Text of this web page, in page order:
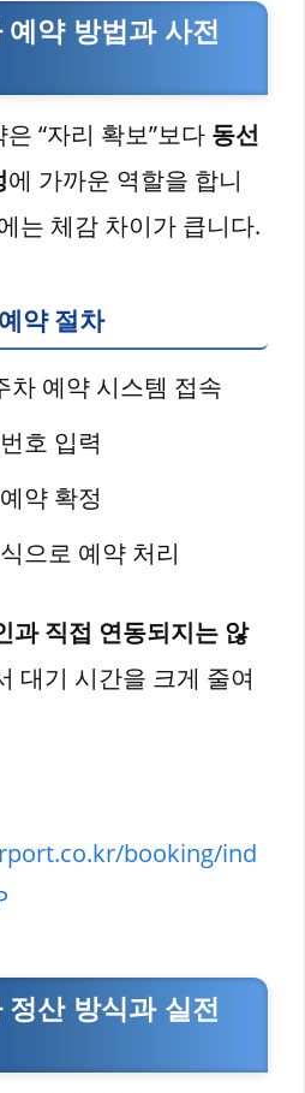
약 방법과 사전
“자리 확보”보다 동선
에 가까운 역할을 합니
는 체감 차이가 큽니다.
약 절차
차 예약 시스템 접속
호 입력
약 확정
으로 예약 처리
과 직접 연동되지는 않
대기 시간을 크게 줄여
booking/ind
산 방식과 실전